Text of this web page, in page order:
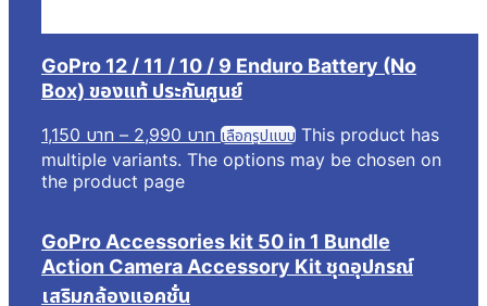
GoPro 12 / 11 / 10 / 9 Enduro Battery (No
Box) ของแท้ ประกันศูนย์
1,150 บาท – 2,990 บาท เลือกรูปแบบ This product has
multiple variants. The options may be chosen on
the product page
GoPro Accessories kit 50 in 1 Bundle
Action Camera Accessory Kit ชุดอุปกรณ์
เสริมกล้องแอคชั่น